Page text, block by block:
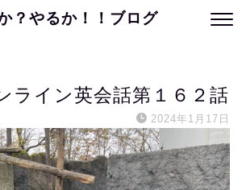
？やるか！！ブログ
ライン英会話第１６２話
2024年1月17日